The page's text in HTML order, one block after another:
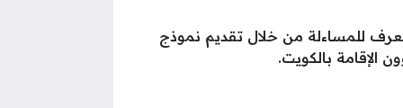
للمساءلة من خلال تقديم نموذج